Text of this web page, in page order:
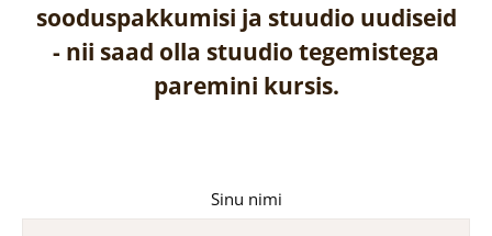
sooduspakkumisi ja stuudio uudiseid
- nii saad olla stuudio tegemistega
paremini kursis.
Sinu nimi